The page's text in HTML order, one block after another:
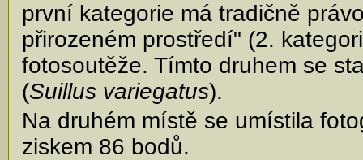
první kategorie má tradičně
přirozeném prostředí" (2.
fotosoutěže. Tímto druhem se
(Suillus variegatus).
Na druhém místě se umístila
ziskem 86 bodů.